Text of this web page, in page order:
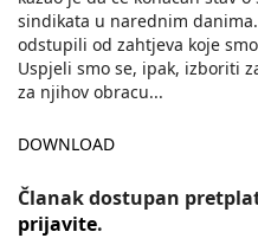
sindikata u narednim
odstupili od zahtjeva koje
Uspjeli smo se, ipak, izboriti
za njihov obracu...
DOWNLOAD
Članak dostupan
prijavite.